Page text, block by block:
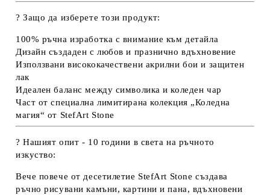
? Защо да изберете този продукт:
100% ръчна изработка с внимание към детайла
Дизайн създаден с любов и празнично вдъхновение
Използванивисококачествени акрилни бои и защитен
лак
Идеален баланс между символика и коледен чар
Част отспециална лимитирана колекция „Коледна
магия“ от StefArt Stone
? ️ Нашият опит - 10 години в света на ръчното
изкуство:
Вече повече от десетилетие StefArt Stone създава
ръчно рисувани камъни, картини и пана, вдъхновени